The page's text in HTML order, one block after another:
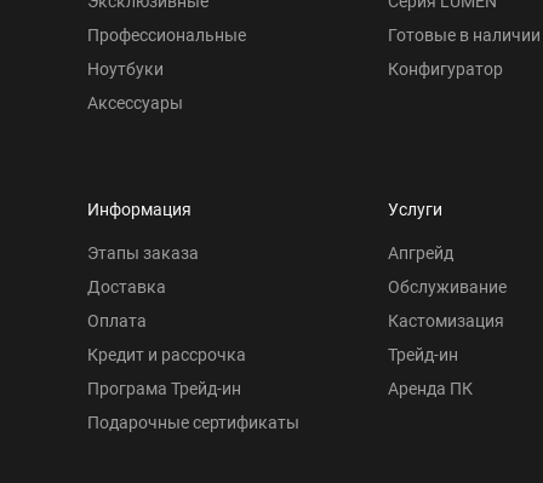
Профессиональные
Ноутбуки
Аксессуары
Готовые в наличии
Конфигуратор
Информация
Этапы заказа
Доставка
Оплата
Кредит и рассрочка
Програма Трейд-ин
Подарочные сертификаты
Услуги
Апгрейд
Обслуживание
Кастомизация
Трейд-ин
Аренда ПК